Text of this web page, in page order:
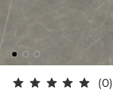
(0)